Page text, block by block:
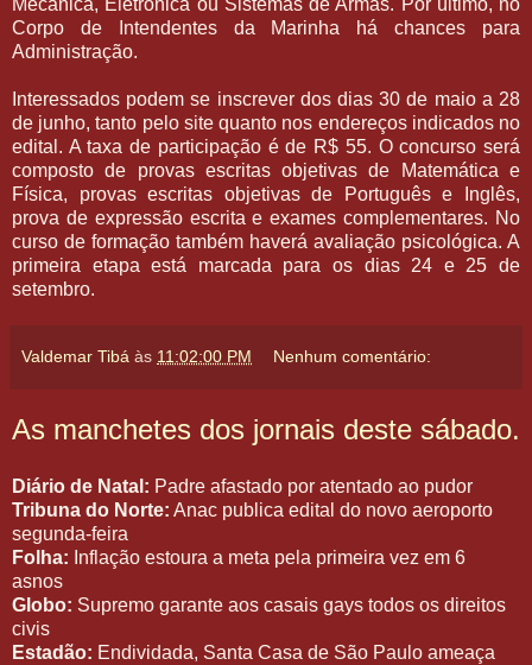
Mecânica, Eletrônica ou Sistemas de Armas. Por último, no
Corpo de Intendentes da Marinha há chances para
Administração.
Interessados podem se inscrever dos dias 30 de maio a 28
de junho, tanto pelo site quanto nos endereços indicados no
edital. A taxa de participação é de R$ 55. O concurso será
composto de provas escritas objetivas de Matemática e
Física, provas escritas objetivas de Português e Inglês,
prova de expressão escrita e exames complementares. No
curso de formação também haverá avaliação psicológica. A
primeira etapa está marcada para os dias 24 e 25 de
setembro.
Valdemar Tibá às 11:02:00 PM Nenhum comentário:
As manchetes dos jornais deste sábado.
Diário de Natal: Padre afastado por atentado ao pudor
Tribuna do Norte: Anac publica edital do novo aeroporto
segunda-feira
Folha: Inflação estoura a meta pela primeira vez em 6
asnos
Globo: Supremo garante aos casais gays todos os direitos
civis
Estadão: Endividada, Santa Casa de São Paulo ameaça